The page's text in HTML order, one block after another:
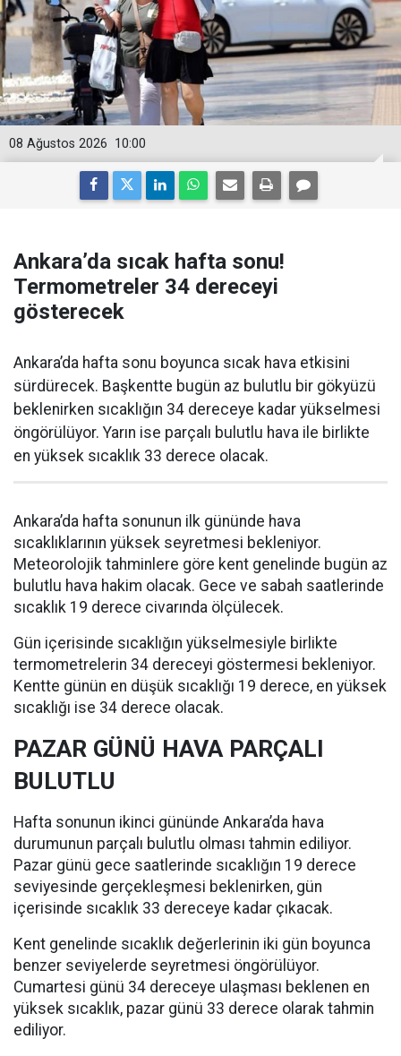
10:00
08 Ağustos 2026
Ankara’da sıcak hafta sonu!
Termometreler 34 dereceyi
gösterecek
Ankara’da hafta sonu boyunca sıcak hava etkisini
sürdürecek. Başkentte bugün az bulutlu bir gökyüzü
beklenirken sıcaklığın 34 dereceye kadar yükselmesi
öngörülüyor. Yarın ise parçalı bulutlu hava ile birlikte
en yüksek sıcaklık 33 derece olacak.
Ankara’da hafta sonunun ilk gününde hava
sıcaklıklarının yüksek seyretmesi bekleniyor.
Meteorolojik tahminlere göre kent genelinde bugün az
bulutlu hava hakim olacak. Gece ve sabah saatlerinde
sıcaklık 19 derece civarında ölçülecek.
Gün içerisinde sıcaklığın yükselmesiyle birlikte
termometrelerin 34 dereceyi göstermesi bekleniyor.
Kentte günün en düşük sıcaklığı 19 derece, en yüksek
sıcaklığı ise 34 derece olacak.
PAZAR GÜNÜ HAVA PARÇALI
BULUTLU
Hafta sonunun ikinci gününde Ankara’da hava
durumunun parçalı bulutlu olması tahmin ediliyor.
Pazar günü gece saatlerinde sıcaklığın 19 derece
seviyesinde gerçekleşmesi beklenirken, gün
içerisinde sıcaklık 33 dereceye kadar çıkacak.
Kent genelinde sıcaklık değerlerinin iki gün boyunca
benzer seviyelerde seyretmesi öngörülüyor.
Cumartesi günü 34 dereceye ulaşması beklenen en
yüksek sıcaklık, pazar günü 33 derece olarak tahmin
ediliyor.